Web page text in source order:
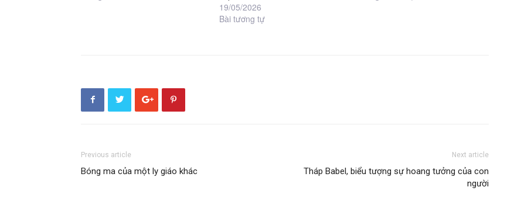
19/05/2026
Bài tương tự
Previous article
Bóng ma của một ly giáo khác
Next article
Tháp Babel, biểu tượng sự hoang tưởng của con
người